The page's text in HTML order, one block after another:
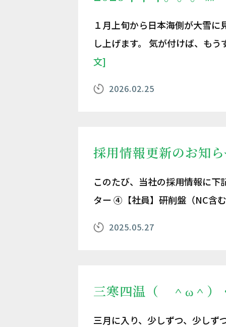
１月上旬から日本海側が大雪
し上げます。 気が付けば、も
文]
2026.02.25
採用情報更新のお知
このたび、当社の採用情報に
ター ④【社員】研削盤（NC含
2025.05.27
三寒四温（ ＾ω＾）
三月に入り、少しずつ、少しず